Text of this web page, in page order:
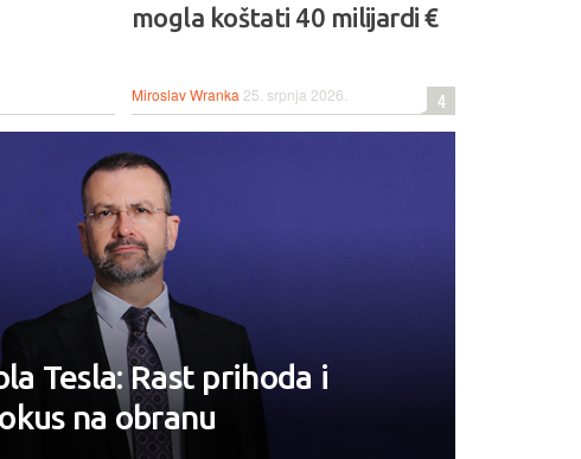
mogla koštati 40 milijardi €
Miroslav Wranka 25. srpnja 2026. 4
Tesla: Rast prihoda i
na obranu